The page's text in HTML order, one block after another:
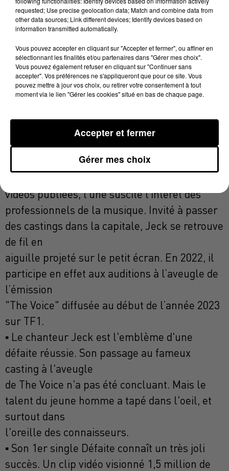
quelques mois seulement pourtant, sa vie va
basculer.
▪ Comme une grande partie de la génération
d’artistes qui ont grandi avec les réseaux
sociaux,
Jeck se fait d’abord repérer en ligne. Sur les
réseaux sociaux, il partage plusieurs vidéos
rencontrent un vif succès, permettant à leur
interprète de grimper rapidement au-dessus
vidéos publiées, l’une suscite l’intérêt des
professionnels de la musique. Invité à passer
des castings dans la capitale, Jeck se retrouve
de fil en
aiguille projeté sur le petit écran. En 2022, il
participe en effet aux auditions à l’aveugle de
l’émission
"The Voice" diffusée au début de l’année 2023
sur TF1.
▪ Le chanteur Jeck est l'emblème d'une
défaite réussie. Son passage au fameux
casting à l'aveugle
de The Voice n'a pas été concluant. Mais le
talent du jeune homme a tapé dans l'oeil, et
surtout dans
l'oreille des connaisseurs.
▪ Son 1er single Défaite connaît un très joli
succès. Un clip vidéo visionné 1,5 million de
requested; Use precise geolocation data; Match and combine data from
other data sources; Link different devices; Identify devices based on
information transmitted automatically.
Vous pouvez accepter en cliquant sur "Accepter et fermer", ou affiner en
sélectionnant les finalités et/ou partenaires dans "Gérer mes choix".
Vous pouvez également refuser en cliquant sur "Continuer sans
accepter". Vos préférences ne s'appliqueront que pour ce site. Vous
pouvez mettre à jour vos choix, ou retirer votre consentement à tout
moment via le lien "Gérer les cookies" situé en bas de chaque page.
Gérer mes choix
Accepter et fermer